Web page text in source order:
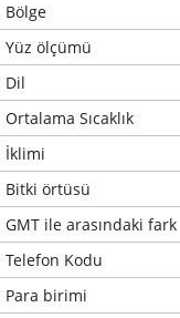
Bölge
Yüz ölçümü
Dil
Ortalama Sıcaklık
İklimi
Bitki örtüsü
GMT ile arasındaki fark
Telefon Kodu
Para birimi